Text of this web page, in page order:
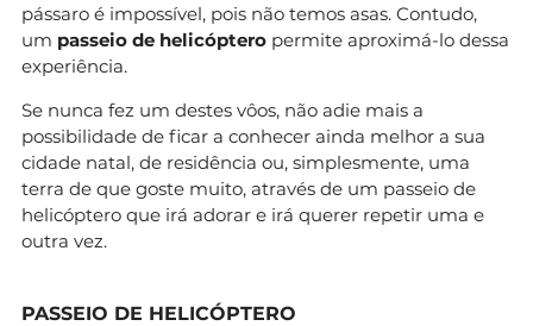
pássaro é impossível, pois não temos asas. Contudo,
um passeio de helicóptero permite aproximá-lo dessa
experiência.
Se nunca fez um destes vôos, não adie mais a
possibilidade de ficar a conhecer ainda melhor a sua
cidade natal, de residência ou, simplesmente, uma
terra de que goste muito, através de um passeio de
helicóptero que irá adorar e irá querer repetir uma e
outra vez.
PASSEIO DE HELICÓPTERO